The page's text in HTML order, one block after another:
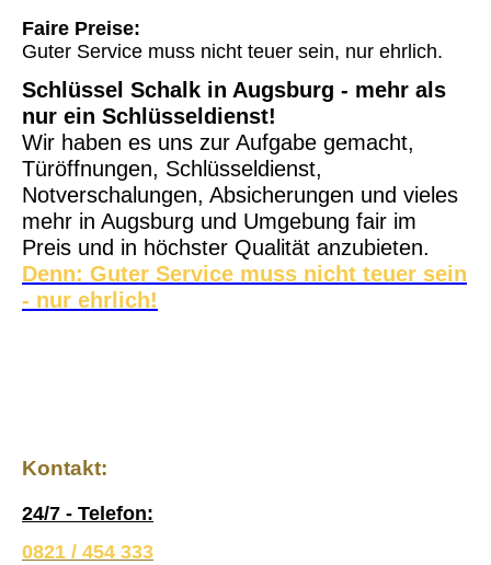
Faire Preise:
Guter Service muss nicht teuer sein, nur ehrlich.
Schlüssel Schalk in Augsburg - mehr als
nur ein Schlüsseldienst!
Wir haben es uns zur Aufgabe gemacht,
Türöffnungen, Schlüsseldienst,
Notverschalungen, Absicherungen und vieles
mehr in Augsburg und Umgebung fair im
Preis und in höchster Qualität anzubieten.
Denn: Guter Service muss nicht teuer sein
- nur ehrlich!
Kontakt:
24/7 - Telefon:
0821 / 454 333